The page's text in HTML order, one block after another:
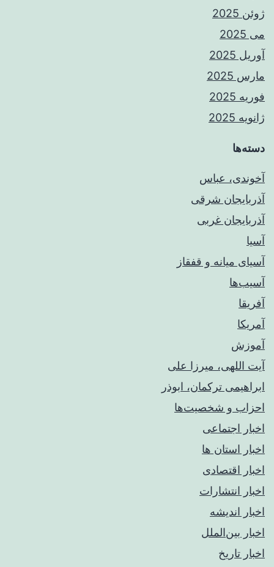
ژوئن 2025
می 2025
آوریل 2025
مارس 2025
فوریه 2025
ژانویه 2025
دسته‌ها
آخوندی، عباس
آذربایجان شرقی
آذربایجان غربی
آسیا
آسیای میانه و قفقاز
آسیب‌ها
آفریقا
آمریکا
آموزش
آیت اللهی، میرزا علی
ابراهیمی ترکمان، ابوذر
احزاب و شخصیت‌ها
اخبار اجتماعی
اخبار استان ها
اخبار اقتصادی
اخبار انتشارات
اخبار اندیشه
اخبار بین‌الملل
اخبار تاریخ